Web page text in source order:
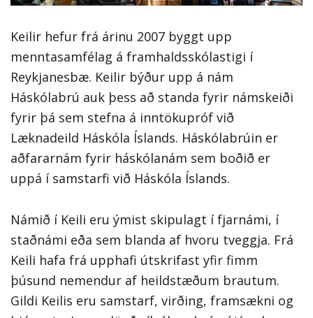
Keilir hefur frá árinu 2007 byggt upp
menntasamfélag á framhaldsskólastigi í
Reykjanesbæ. Keilir býður upp á nám
Háskólabrú auk þess að standa fyrir námskeiði
fyrir þá sem stefna á inntökupróf við
Læknadeild Háskóla Íslands. Háskólabrúin er
aðfararnám fyrir háskólanám sem boðið er
uppá í samstarfi við Háskóla Íslands.
Námið í Keili eru ýmist skipulagt í fjarnámi, í
staðnámi eða sem blanda af hvoru tveggja. Frá
Keili hafa frá upphafi útskrifast yfir fimm
þúsund nemendur af heildstæðum brautum.
Gildi Keilis eru samstarf, virðing, framsækni og